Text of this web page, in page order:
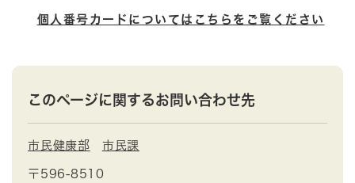
個人番号カードについてはこちらをご覧ください
このページに関するお問い合わせ先
市民健康部 市民課
〒596-8510